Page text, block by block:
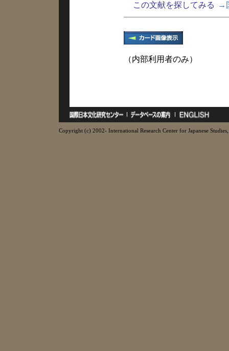
この文献を探してみる
→
（内部利用者のみ）
Copyright (c) 2002- International Research Center for Japanese